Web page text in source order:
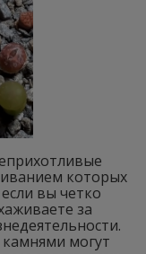
которых
вы четко
за
могут